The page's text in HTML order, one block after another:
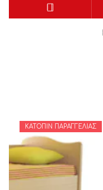
ΚΑΤΌΠΙΝ ΠΑΡΑΓΓΕΛΊΑΣ